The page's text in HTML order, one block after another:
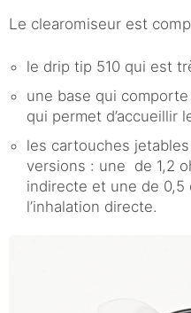
Le clearomiseur est
le drip tip 510 qui est
une base qui
qui permet d’accueillir
les cartouches
versions : une de 1,2
indirecte et une de 0,5
l’inhalation directe.